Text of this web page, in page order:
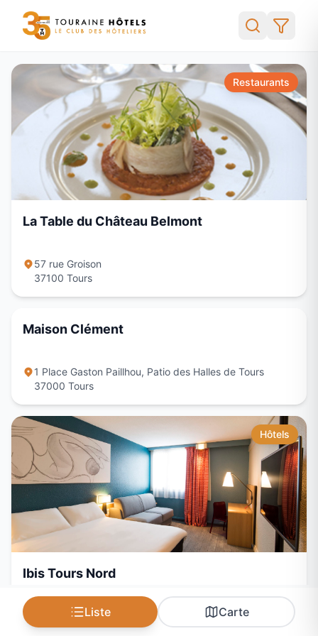
Restaurants
La Table du Château Belmont
57 rue Groison
37100 Tours
Maison Clément
1 Place Gaston Paillhou, Patio des Halles de Tours
37000 Tours
Hôtels
Ibis Tours Nord
318 bis avenue André Maginot
37100 Tours
Liste Carte